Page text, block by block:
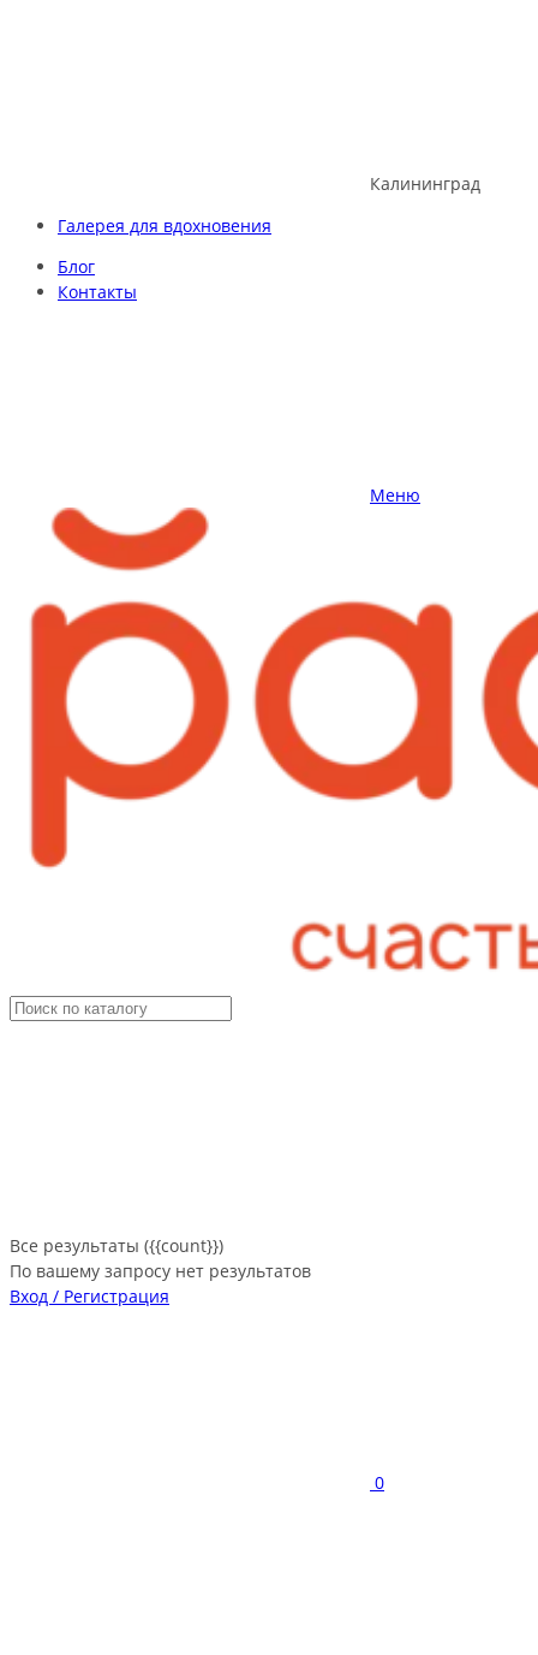
Калининград
Галерея для вдохновения
Блог
Контакты
Меню
Все результаты ({{count}})
По вашему запросу нет результатов
Вход / Регистрация
0